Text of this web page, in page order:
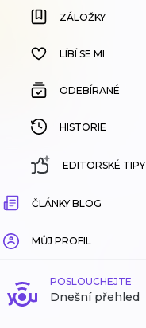
ZÁLOŽKY
HISTORIE
ZÁLOŽKY
LÍBÍ SE MI
ODEBÍRANÉ
HISTORIE
EDITORSKÉ TIPY
ČLÁNKY BLOG
MŮJ PROFIL
POSLOUCHEJTE
Dnešní přehled